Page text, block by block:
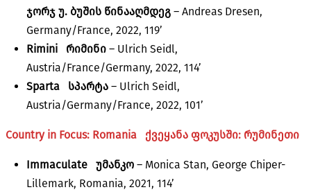
ჯორჯ უ. ბუშის წინააღმდეგ – Andreas Dresen,
Germany/France, 2022, 119’
Rimini რიმინი – Ulrich Seidl,
Austria/France/Germany, 2022, 114’
Sparta სპარტა – Ulrich Seidl,
Austria/Germany/France, 2022, 101’
Country in Focus: Romania ქვეყანა ფოკუსში: რუმინეთი
Immaculate უმანკო – Monica Stan, George Chiper-
Lillemark, Romania, 2021, 114’